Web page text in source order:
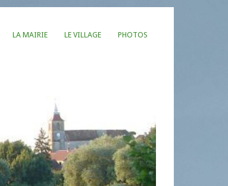
LA MAIRIE LE VILLAGE PHOTOS